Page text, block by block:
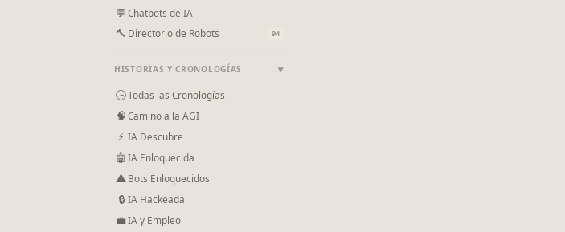
💬Chatbots de IA
🔨 Directorio de Robots 94
HISTORIAS Y CRONOLOGÍAS ▼
🕒Todas las Cronologías
🧠Camino a la AGI
⚡ IA Descubre
🤖 IA Enloquecida
⚠Bots Enloquecidos
🔒 IA Hackeada
💼IA y Empleo